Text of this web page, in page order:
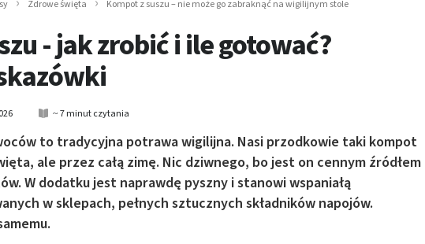
Zdrowe święta Kompot z suszu – nie może go zabraknąć na wigilijnym stole
- jak zrobić i ile gotować?
~ 7 minut czytania
to tradycyjna potrawa wigilijna. Nasi przodkowie taki kompot
ale przez całą zimę. Nic dziwnego, bo jest on cennym źródłem
W dodatku jest naprawdę pyszny i stanowi wspaniałą
w sklepach, pełnych sztucznych składników napojów.